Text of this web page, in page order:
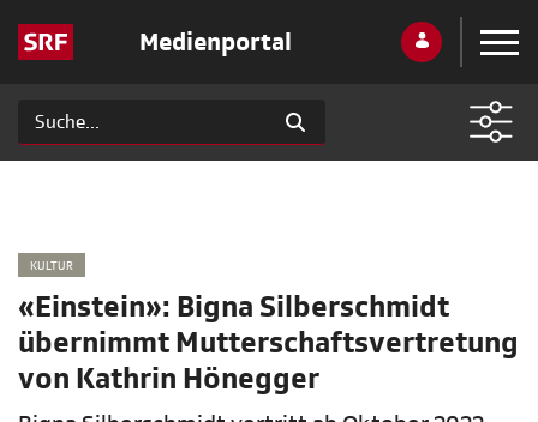
Medienportal
KULTUR
«Einstein»: Bigna Silberschmidt
übernimmt Mutterschaftsvertretung
von Kathrin Hönegger